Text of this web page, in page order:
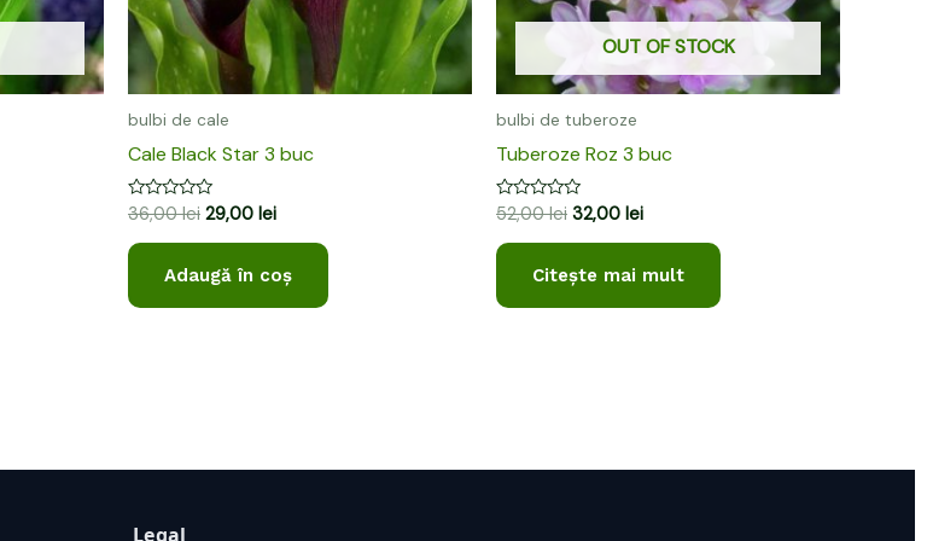
bulbi de cale
Cale Black Star 3 buc
Evaluat
0
din
36,00lei 29,00 lei
Adaugă în coș
OUT OF STOCK
bulbi de tuberoze
Tuberoze Roz 3 buc
Evaluat
0
din
52,00lei 32,00 lei
Citește mai mult
Legal